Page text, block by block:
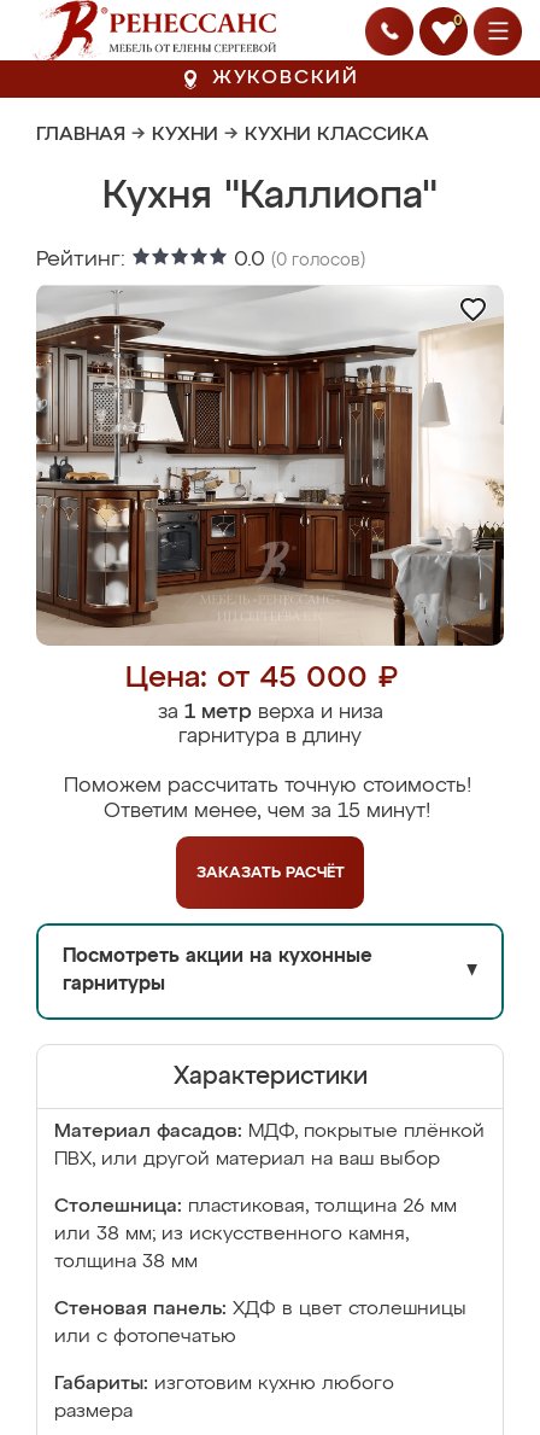
0
ЖУКОВСКИЙ
ГЛАВНАЯ → КУХНИ → КУХНИ КЛАССИКА
Кухня "Каллиопа"
Рейтинг: 0.0 (0 голосов)
Цена: от 45 000 ₽
за 1 метрверха и низа
гарнитура в длину
Поможем рассчитать точную стоимость!
Ответим менее, чем за 15 минут!
ЗАКАЗАТЬ РАСЧЁТ
Посмотреть акции на кухонные
гарнитуры
▼
Характеристики
Материал фасадов: МДФ, покрытые плёнкой
ПВХ, или другой материал на ваш выбор
Столешница: пластиковая, толщина 26 мм
или 38 мм; из искусственного камня,
толщина 38 мм
Стеновая панель: ХДФ в цвет столешницы
или с фотопечатью
Габариты: изготовим кухню любого
размера